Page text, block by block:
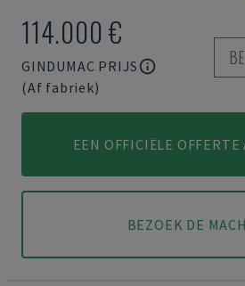
114.000 €
GINDUMAC PRIJS
(Af fabriek)
EEN OFFICIËLE OFFERTE
BEZOEK DE